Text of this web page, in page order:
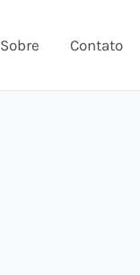
Sobre Contato